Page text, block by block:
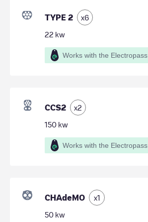
TYPE 2 x6
22 kw
Works with the Electropass
CCS2 x2
150 kw
Works with the Electropass
CHAdeMO x1
50 kw